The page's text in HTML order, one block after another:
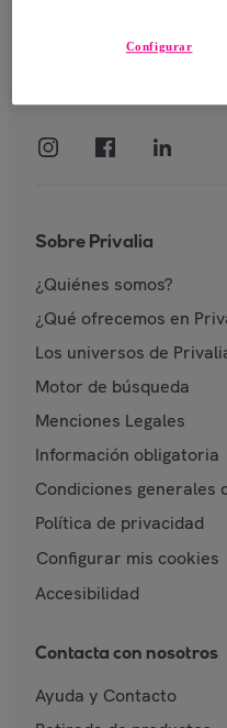
Sobre Privalia
¿Quiénes somos?
¿Qué ofrecemos en
Los universos de
Motor de búsqueda
Menciones Legales
Información obligatoria
Condiciones generales
Política de privacidad
Configurar mis cookies
Accesibilidad
Contacta con nosotros
Ayuda y Contacto
Configurar